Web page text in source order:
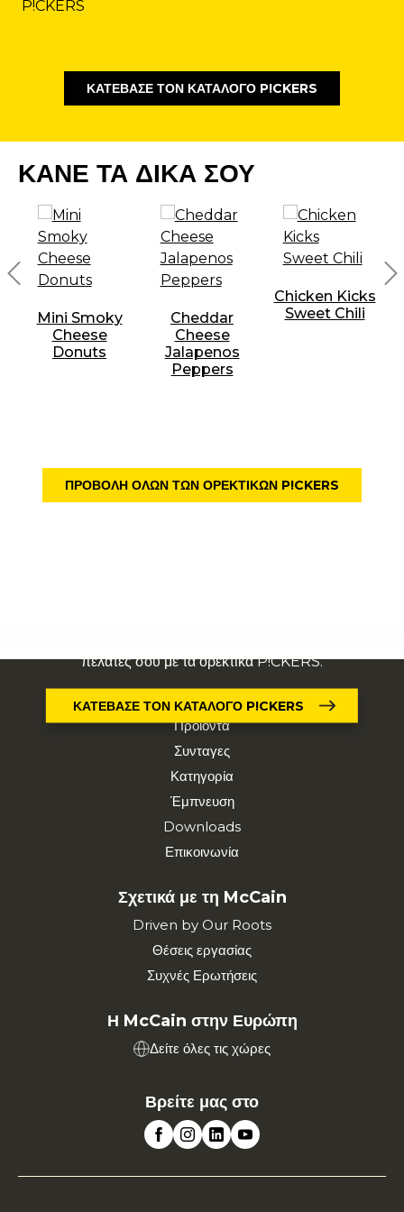
ΚΑΤΕΒΑΣΕ ΤΟΝ ΚΑΤΑΛΟΓΟ P!CKERS
ΚΑΝΕ ΤΑ ΔΙΚΑ ΣΟΥ
Mini Smoky
Cheese
Donuts
Cheddar
Cheese
Jalapenos
Peppers
Chicken Kicks
Sweet Chili
ΠΡΟΒΟΛΉ ΌΛΩΝ ΤΩΝ ΟΡΕΚΤΙΚΏΝ P!CKERS
πελάτες σου με τα ορεκτικά P!CKERS.
ΚΑΤΕΒΑΣΕ ΤΟΝ ΚΑΤΑΛΟΓΟ P!CKERS
Περιήγηση
Προϊόντα
Συνταγες
Κατηγορία
Έμπνευση
Downloads
Επικοινωνία
Σχετικά με τη McCain
Driven by Our Roots
Θέσεις εργασίας
Συχνές Ερωτήσεις
Η McCain στην Ευρώπη
Δείτε όλες τις χώρες
Βρείτε μας στο